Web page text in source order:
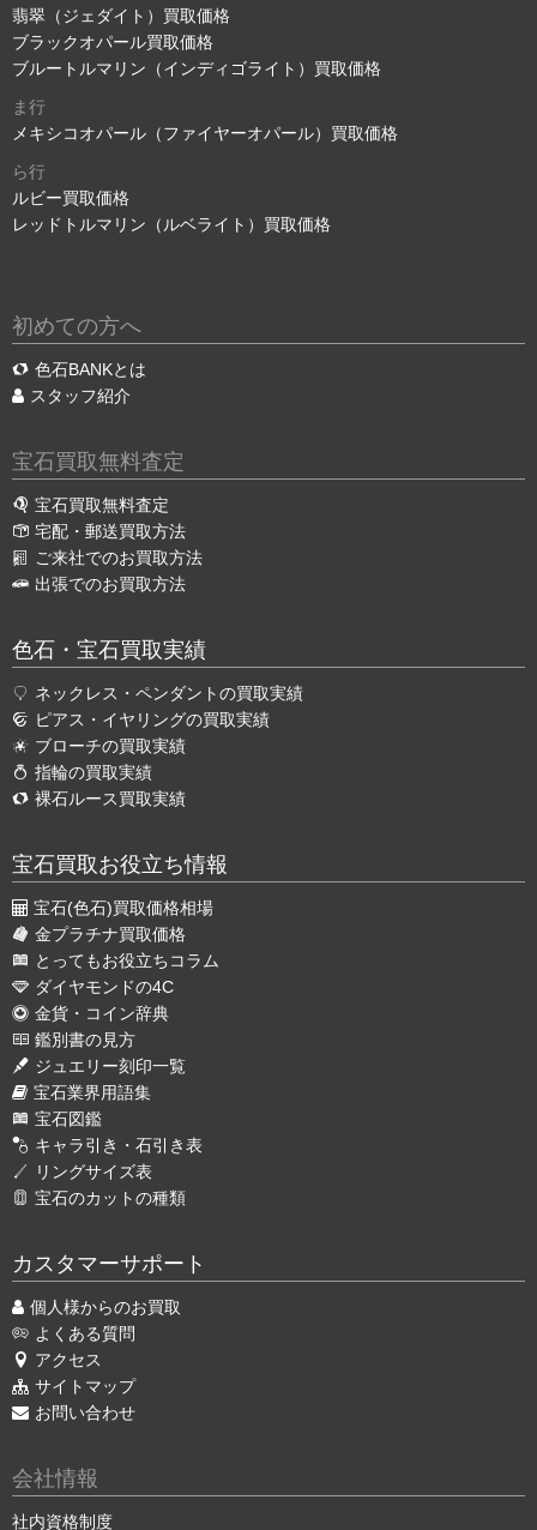
翡翠（ジェダイト）買取価格
ブラックオパール買取価格
ブルートルマリン（インディゴライト）買取価格
ま行
メキシコオパール（ファイヤーオパール）買取価格
ら行
ルビー買取価格
レッドトルマリン（ルベライト）買取価格
初めての方へ
色石BANKとは
スタッフ紹介
宝石買取無料査定
宝石買取無料査定
宅配・郵送買取方法
ご来社でのお買取方法
出張でのお買取方法
色石・宝石買取実績
ネックレス・ペンダントの買取実績
ピアス・イヤリングの買取実績
ブローチの買取実績
指輪の買取実績
裸石ルース買取実績
宝石買取お役立ち情報
宝石(色石)買取価格相場
金プラチナ買取価格
とってもお役立ちコラム
ダイヤモンドの4C
金貨・コイン辞典
鑑別書の見方
ジュエリー刻印一覧
宝石業界用語集
宝石図鑑
キャラ引き・石引き表
リングサイズ表
宝石のカットの種類
カスタマーサポート
個人様からのお買取
よくある質問
アクセス
サイトマップ
お問い合わせ
会社情報
社内資格制度